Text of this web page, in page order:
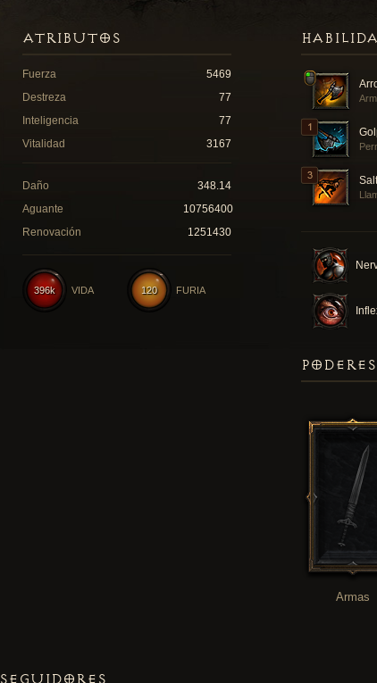
ATRIBUTOS
Fuerza
5469
Destreza
77
Inteligencia
77
Vitalidad
3167
Daño
348.14
Aguante
10756400
Renovación
1251430
120 FURIA
396k VIDA
Armas
SEGUIDORES